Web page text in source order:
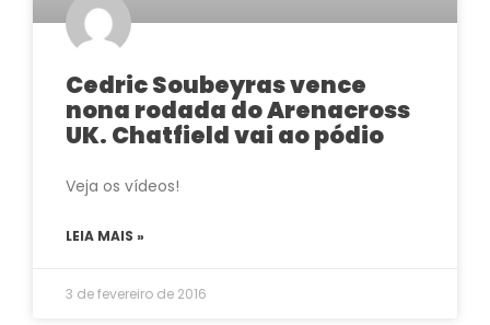
Cedric Soubeyras vence
nona rodada do Arenacross
UK. Chatfield vai ao pódio
Veja os vídeos!
LEIA MAIS »
3 de fevereiro de 2016